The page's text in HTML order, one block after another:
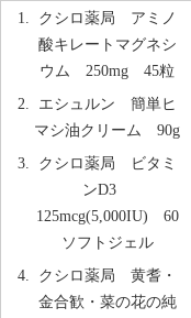
クシロ薬局 アミノ
酸キレートマグネシ
ウム 250mg 45粒
エシュルン 簡単ヒ
マシ油クリーム 90g
クシロ薬局 ビタミ
ンD3
125mcg(5,000IU) 60
ソフトジェル
クシロ薬局 黄耆・
金合歓・菜の花の純